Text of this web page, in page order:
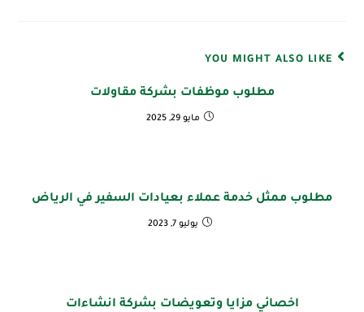
YOU MIGHT ALSO LIKE
مطلوب موظفات بشركة مقاولات
مايو 29, 2025
مطلوب ممثل خدمة عملاء بعيادات السفير في الرياض
يوليو 7, 2023
اخصائي مزايا وتعويضات بشركة انشاءات